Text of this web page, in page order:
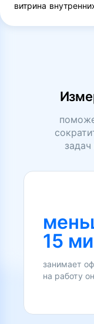
витрина
15
занимает
на работу